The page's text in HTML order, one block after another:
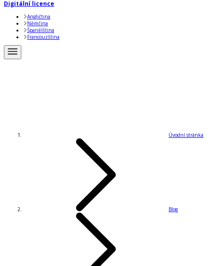
Digitální licence
Angličtina
Němčina
Španělština
Francouzština
Úvodní stránka
Blog